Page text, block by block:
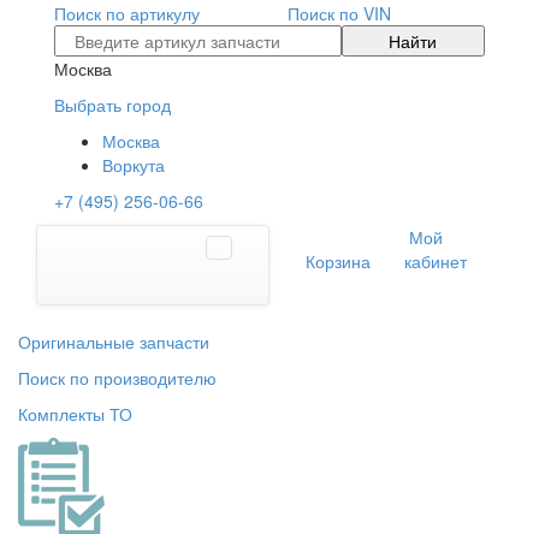
Поиск по артикулу
Поиск по VIN
Найти
Москва
Выбрать город
Москва
Воркута
+7 (495) 256-06-66
Корзина
Мой
кабинет
Оригинальные запчасти
Поиск по производителю
Комплекты ТО